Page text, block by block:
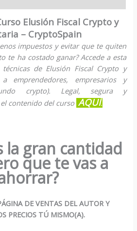
Elusión Fiscal Crypto y
– CryptoSpain
impuestos y evitar que te quiten
te ha costado ganar? Accede a esta
de Elusión Fiscal Crypto y
emprendedores, empresarios y
crypto). Legal, segura y
contenido del curso AQUÍ.
la gran cantidad
que te vas a
DE VENTAS DEL AUTOR Y
PRECIOS TÚ MISMO(A).